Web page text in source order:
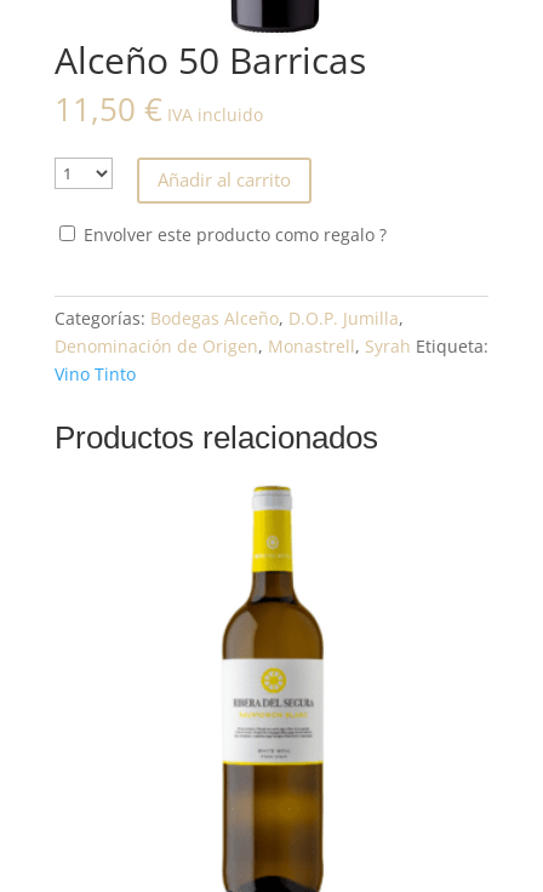
Alceño 50 Barricas
11,50 € IVA incluido
Añadir al carrito
Envolver este producto como regalo ?
Categorías: Bodegas Alceño, D.O.P. Jumilla,
Denominación de Origen, Monastrell, Syrah Etiqueta:
Vino Tinto
Productos relacionados